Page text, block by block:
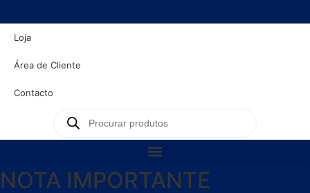
Loja
Área de Cliente
Contacto
NOTA IMPORTANTE